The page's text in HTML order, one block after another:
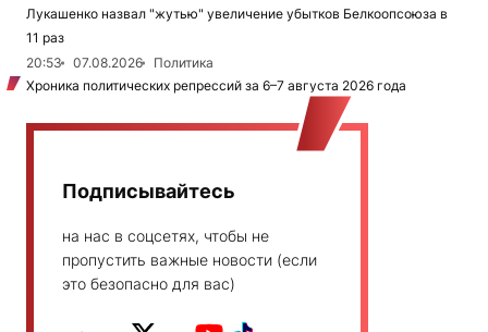
Лукашенко назвал "жутью" увеличение убытков Белкоопсоюза в
11 раз
20:53
07.08.2026
Политика
Хроника политических репрессий за 6–7 августа 2026 года
Подписывайтесь
на нас в соцсетях, чтобы не
пропустить важные новости (если
это безопасно для вас)